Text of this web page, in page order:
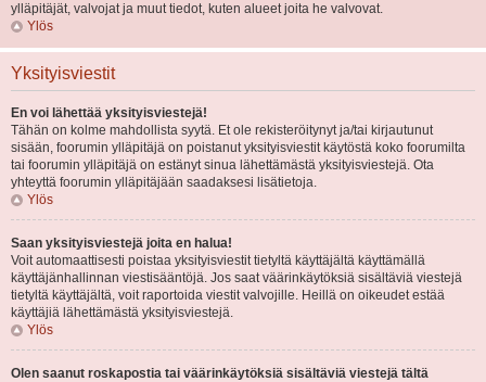
ylläpitäjät, valvojat ja muut tiedot, kuten alueet joita he valvovat.
Ylös
Yksityisviestit
En voi lähettää yksityisviestejä!
Tähän on kolme mahdollista syytä. Et ole rekisteröitynyt ja/tai kirjautunut
sisään, foorumin ylläpitäjä on poistanut yksityisviestit käytöstä koko foorumilta
tai foorumin ylläpitäjä on estänyt sinua lähettämästä yksityisviestejä. Ota
yhteyttä foorumin ylläpitäjään saadaksesi lisätietoja.
Ylös
Saan yksityisviestejä joita en halua!
Voit automaattisesti poistaa yksityisviestit tietyltä käyttäjältä käyttämällä
käyttäjänhallinnan viestisääntöjä. Jos saat väärinkäytöksiä sisältäviä viestejä
tietyltä käyttäjältä, voit raportoida viestit valvojille. Heillä on oikeudet estää
käyttäjiä lähettämästä yksityisviestejä.
Ylös
Olen saanut roskapostia tai väärinkäytöksiä sisältäviä viestejä tältä